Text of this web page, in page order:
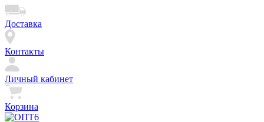
Доставка
Контакты
Личный кабинет
Корзина